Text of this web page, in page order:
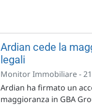
Ardian cede la
legali
Monitor Immobiliare -
Ardian ha firmato un
maggioranza in GBA